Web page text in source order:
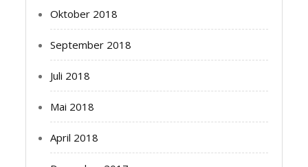
Oktober 2018
September 2018
Juli 2018
Mai 2018
April 2018